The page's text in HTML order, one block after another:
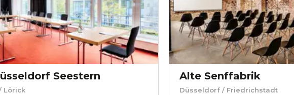
Seestern
Lörick
Alte Senffabrik
Düsseldorf / Friedrichstadt